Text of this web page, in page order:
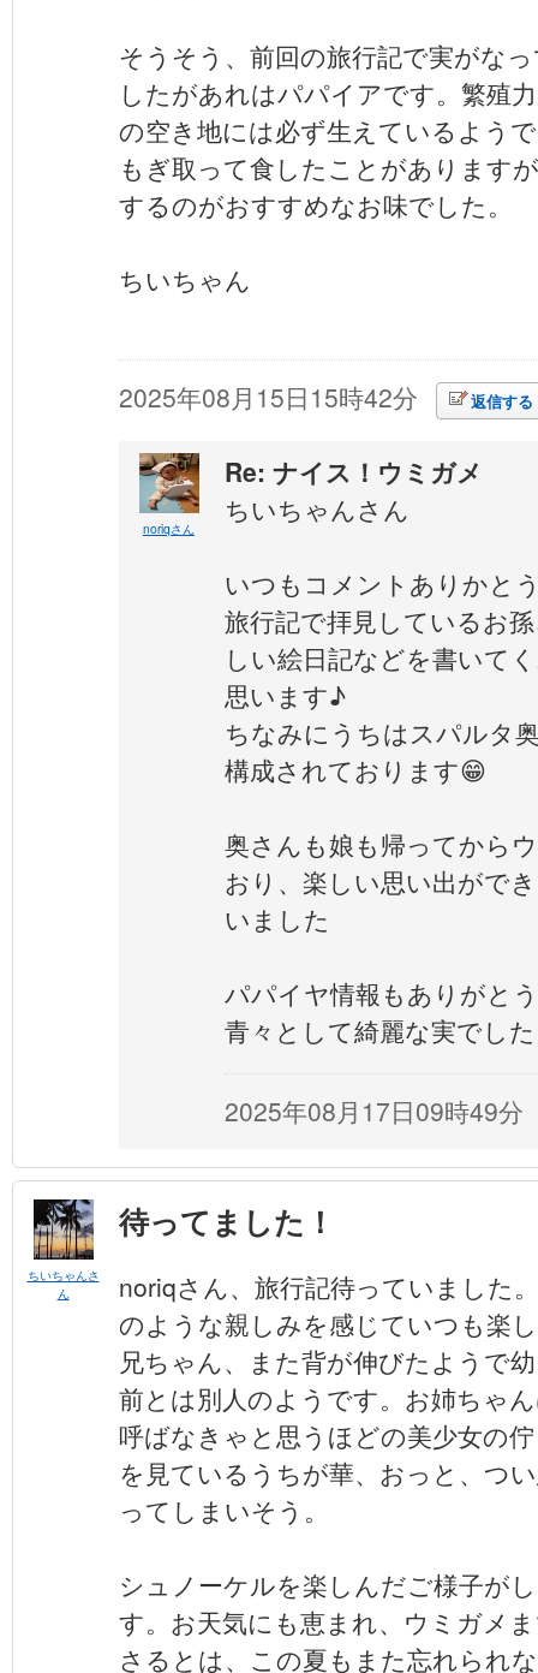
そうそう、前回の旅行記で実がな
したがあれはパパイアです。繁殖
の空き地には必ず生えているよう
もぎ取って食したことがあります
するのがおすすめなお味でした。
ちいちゃん
2025年08月15日15時42分 返信する
noriqさん
Re: ナイス！ウミガメ
ちいちゃんさん
いつもコメントありかと
旅行記で拝見しているお
しい絵日記などを書いて
思います♪
ちなみにうちはスパルタ
構成されております😁
奥さんも娘も帰ってから
おり、楽しい思い出がで
いました
パパイヤ情報もありがと
青々として綺麗な実でした
2025年08月17日09時49分
ちいちゃんさ
ん
待ってました！
noriqさん、旅行記待っていました
のような親しみを感じていつも楽
兄ちゃん、また背が伸びたようで
前とは別人のようです。お姉ちゃ
呼ばなきゃと思うほどの美少女の
を見ているうちが華、おっと、つ
ってしまいそう。
シュノーケルを楽しんだご様子が
す。お天気にも恵まれ、ウミガメ
さるとは、この夏もまた忘れられ